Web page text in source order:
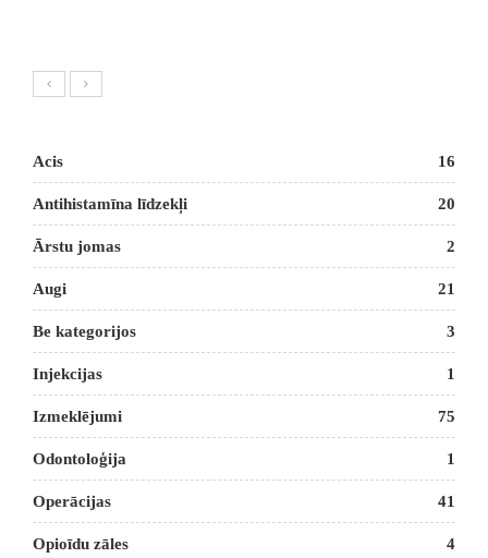
Acis 16
Antihistamīna līdzekļi 20
Ārstu jomas 2
Augi 21
Be kategorijos 3
Injekcijas 1
Izmeklējumi 75
Odontoloģija 1
Operācijas 41
Opioīdu zāles 4